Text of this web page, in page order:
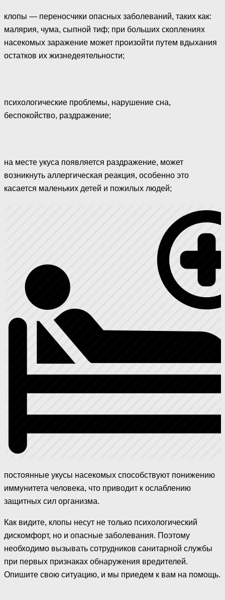
клопы — переносчики опасных заболеваний, таких как:
малярия, чума, сыпной тиф; при больших скоплениях
насекомых заражение может произойти путем вдыхания
остатков их жизнедеятельности;
психологические проблемы, нарушение сна,
беспокойство, раздражение;
на месте укуса появляется раздражение, может
возникнуть аллергическая реакция, особенно это
касается маленьких детей и пожилых людей;
постоянные укусы насекомых способствуют понижению
иммунитета человека, что приводит к ослаблению
защитных сил организма.
Как видите, клопы несут не только психологический
дискомфорт, но и опасные заболевания. Поэтому
необходимо вызывать сотрудников санитарной службы
при первых признаках обнаружения вредителей.
Опишите свою ситуацию, и мы приедем к вам на помощь.